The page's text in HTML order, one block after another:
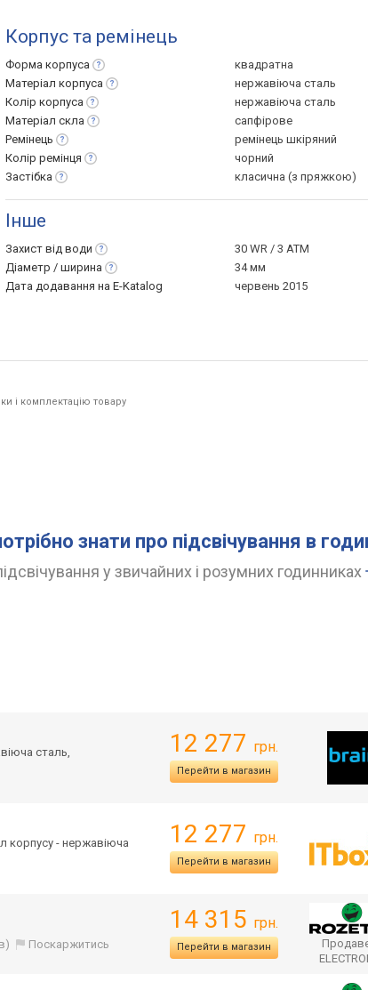
Корпус та ремінець
Форма корпуса
квадратна
Матеріал корпуса
нержавіюча сталь
Колір корпуса
нержавіюча сталь
Матеріал скла
сапфірове
Ремінець
ремінець шкіряний
Колір ремінця
чорний
Застібка
класична (з пряжкою)
Інше
Захист від води
30 WR / 3 ATM
Діаметр / ширина
34 мм
Дата додавання на E-Katalog
червень 2015
і комплектацію товару
знати про підсвічування в
у звичайних і розумних годинниках
сталь,
12 277 грн.
Перейти в магазин
корпусу - нержавіюча
12 277 грн.
Перейти в магазин
Поскаржитись
14 315 грн.
Перейти в магазин